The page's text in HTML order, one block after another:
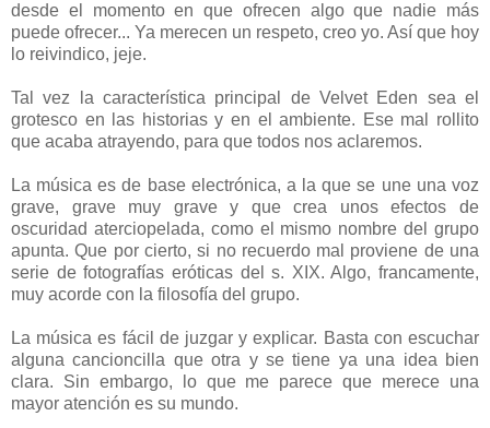
desde el momento en que ofrecen algo que nadie más
puede ofrecer... Ya merecen un respeto, creo yo. Así que hoy
lo reivindico, jeje.
Tal vez la característica principal de Velvet Eden sea el
grotesco en las historias y en el ambiente. Ese mal rollito
que acaba atrayendo, para que todos nos aclaremos.
La música es de base electrónica, a la que se une una voz
grave, grave muy grave y que crea unos efectos de
oscuridad aterciopelada, como el mismo nombre del grupo
apunta. Que por cierto, si no recuerdo mal proviene de una
serie de fotografías eróticas del s. XIX. Algo, francamente,
muy acorde con la filosofía del grupo.
La música es fácil de juzgar y explicar. Basta con escuchar
alguna cancioncilla que otra y se tiene ya una idea bien
clara. Sin embargo, lo que me parece que merece una
mayor atención es su mundo.